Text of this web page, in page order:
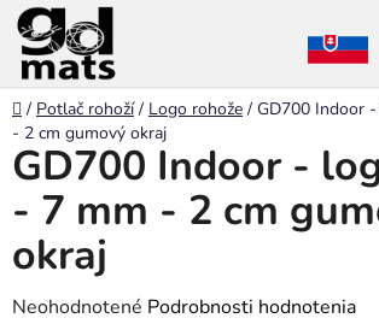
Prejsť
na
obsah
Domov
/ Potlač rohoží / Logo rohože / GD700 Indoor
- 2 cm gumový okraj
GD700 Indoor -
- 7 mm - 2 cm
okraj
Priemerné
Neohodnotené Podrobnosti hodnotenia